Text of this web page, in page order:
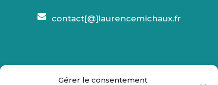
Gérer le consentement
contact[@]laurencemichaux.fr